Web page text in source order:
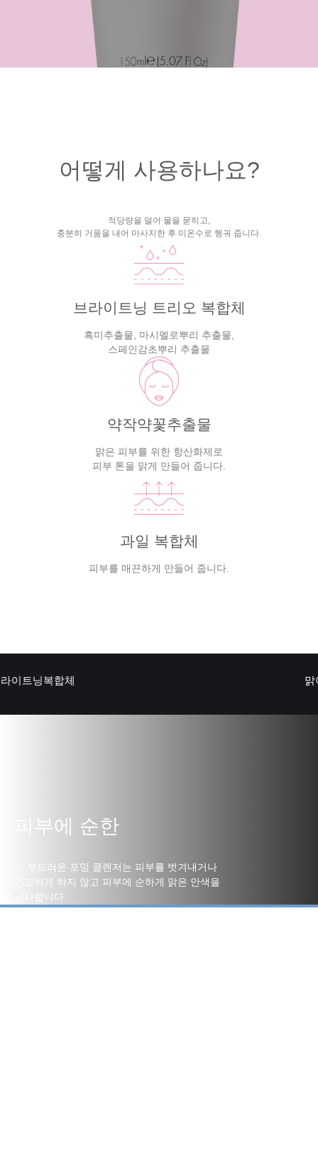
어떻게 사용하나요?
적당량을 덜어 물을 묻히고,
충분히 거품을 내어 마사지한 후 미온수로 헹궈 줍니다.
브라이트닝 트리오 복합체
흑미추출물, 마시멜로뿌리 추출물,
스페인감초뿌리 추출물
약작약꽃추출물
맑은 피부를 위한 항산화제로
피부 톤을 맑게 만들어 줍니다.
과일 복합체
피부를 매끈하게 만들어 줍니다.
트닝복합체 맑
피부에 순한
이 부드러운 포밍 클렌저는 피부를 벗겨내거나
건조하게 하지 않고 피부에 순하게 맑은 안색을
선사합니다.